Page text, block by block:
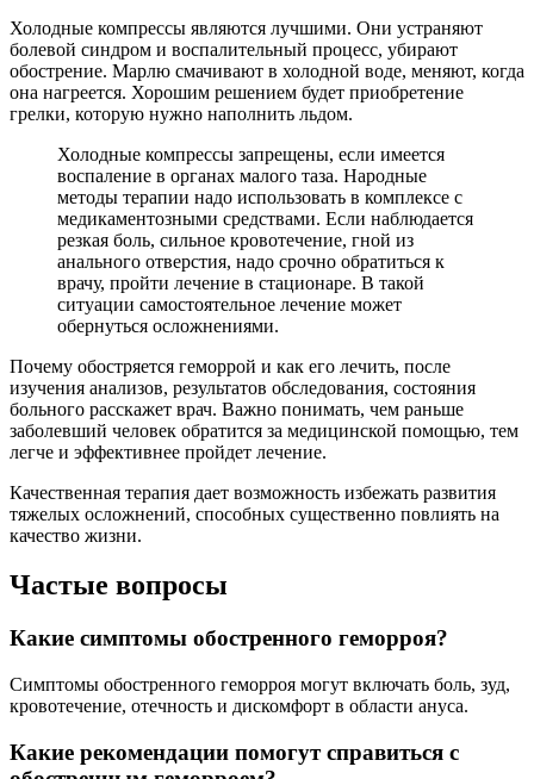
Холодные компрессы являются лучшими. Они устраняют
болевой синдром и воспалительный процесс, убирают
обострение. Марлю смачивают в холодной воде, меняют, когда
она нагреется. Хорошим решением будет приобретение
грелки, которую нужно наполнить льдом.
Холодные компрессы запрещены, если имеется
воспаление в органах малого таза. Народные
методы терапии надо использовать в комплексе с
медикаментозными средствами. Если наблюдается
резкая боль, сильное кровотечение, гной из
анального отверстия, надо срочно обратиться к
врачу, пройти лечение в стационаре. В такой
ситуации самостоятельное лечение может
обернуться осложнениями.
Почему обостряется геморрой и как его лечить, после
изучения анализов, результатов обследования, состояния
больного расскажет врач. Важно понимать, чем раньше
заболевший человек обратится за медицинской помощью, тем
легче и эффективнее пройдет лечение.
Качественная терапия дает возможность избежать развития
тяжелых осложнений, способных существенно повлиять на
качество жизни.
Частые вопросы
Какие симптомы обостренного геморроя?
Симптомы обостренного геморроя могут включать боль, зуд,
кровотечение, отечность и дискомфорт в области ануса.
Какие рекомендации помогут справиться с